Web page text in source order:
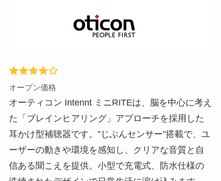
オープン価格
オーティコン Intennt ミニRITEは、脳を中心に考え
た「ブレインヒアリング」アプローチを採用した
耳かけ型補聴器です。”じぶんセンサー”搭載で、ユ
ーザーの動きや環境を感知し、クリアな音質と自
信ある聞こえを提供。小型で充電式、防水仕様の